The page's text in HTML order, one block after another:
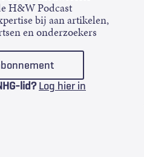
H&W Podcast
bij aan artikelen,
en onderzoekers
lid? Log hier in